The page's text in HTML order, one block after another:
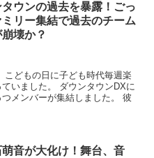
タウンの過去を暴露！ごっ
リー集結で過去のチーム
壊か？
こどもの日に子ども時代毎週楽
いました。 ダウンタウンDXに
メンバーが集結しました。 彼
音が大化け！舞台、音